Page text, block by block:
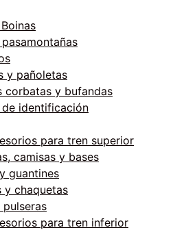
y pañoletas
corbatas y bufandas
de identificación
para tren superior
camisas y bases
guantines
y chaquetas
pulseras
para tren inferior